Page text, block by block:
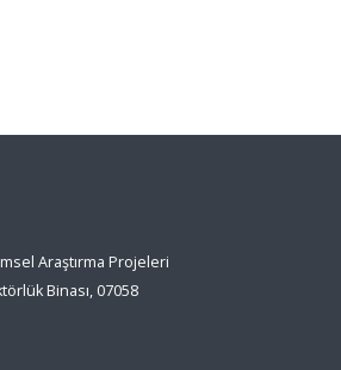
Araştırma Projeleri
Binası, 07058